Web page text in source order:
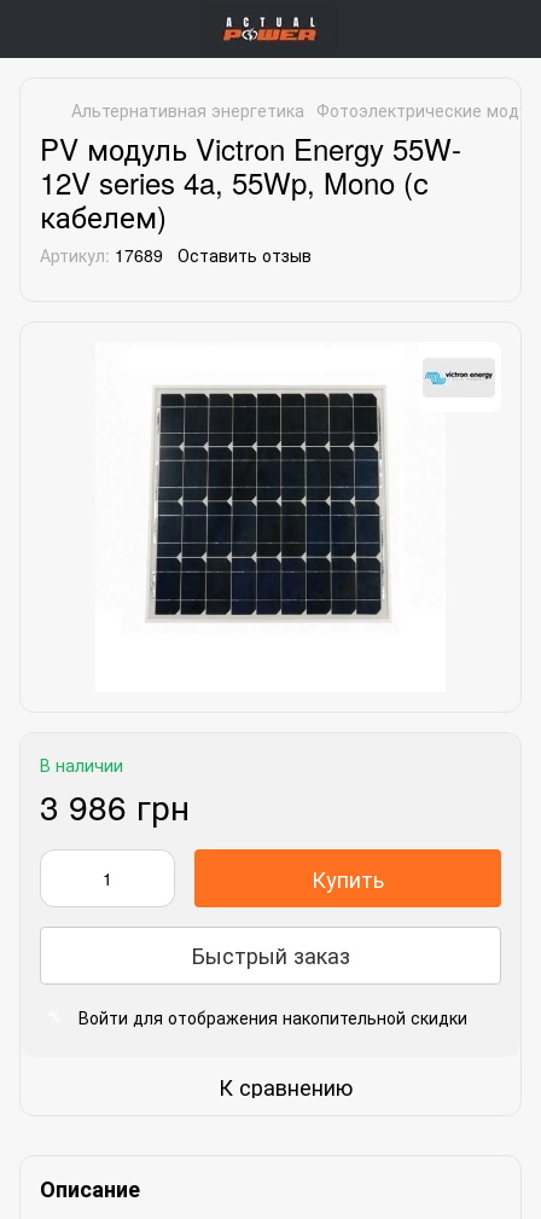
Альтернативная энергетика Фотоэлектрические
PV модуль Victron Energy 55W-
12V series 4a, 55Wp, Mono (с
кабелем)
Артикул: 17689 Оставить отзыв
В наличии
3 986 грн
Купить
Быстрый заказ
Войти для отображения накопительной скидки
К сравнению
Описание